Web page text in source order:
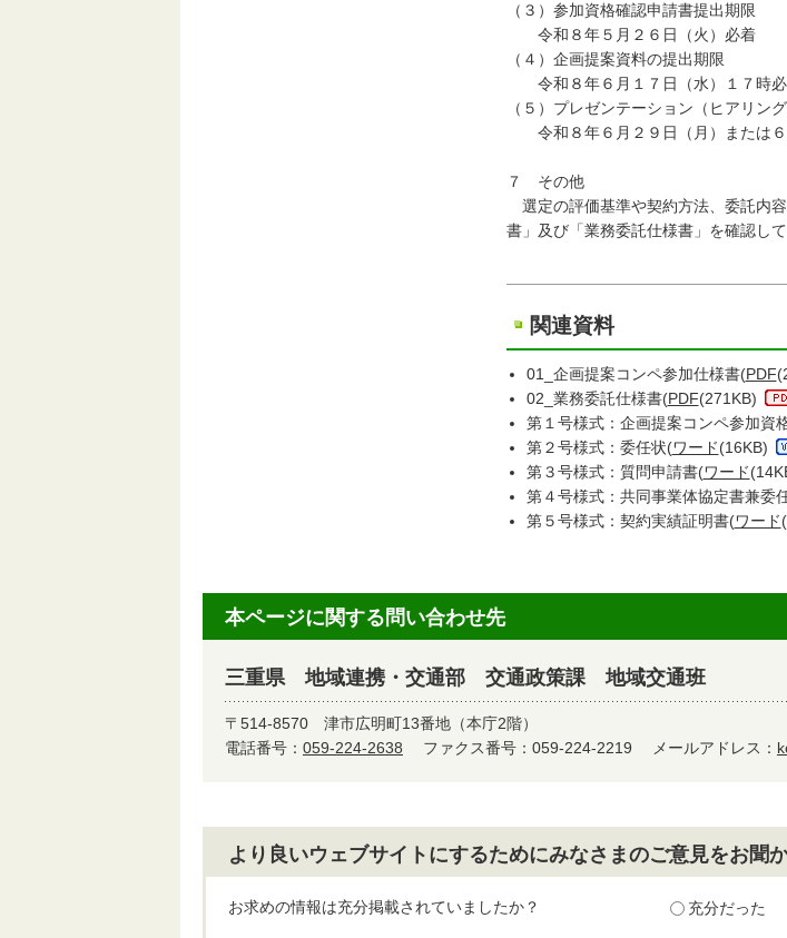
（３）参加資格確認申請書提出期限
令和８年５月２６日（火）必着
（４）企画提案資料の提出期限
令和８年６月１７日（水）１７時
（５）プレゼンテーション（ヒアリン
令和８年６月２９日（月）または６
７ その他
選定の評価基準や契約方法、委託内
書」及び「業務委託仕様書」を確認して
関連資料
01_企画提案コンペ参加仕様書(PDF
02_業務委託仕様書(PDF(271KB)
第１号様式：企画提案コンペ参加資
第２号様式：委任状(ワード(16KB)
第３号様式：質問申請書(ワード
第４号様式：共同事業体協定書兼委
第５号様式：契約実績証明書(ワード
本ページに関する問い合わせ先
三重県 地域連携・交通部 交通政策課 地域交通班
〒514-8570 津市広明町13番地（本庁2階）
電話番号： 059-224-2638 ファクス番号：059-224-2219 メールアドレス：
より良いウェブサイトにするためにみなさまのご意見をお聞
お求めの情報は充分掲載されていましたか？ 充分だった